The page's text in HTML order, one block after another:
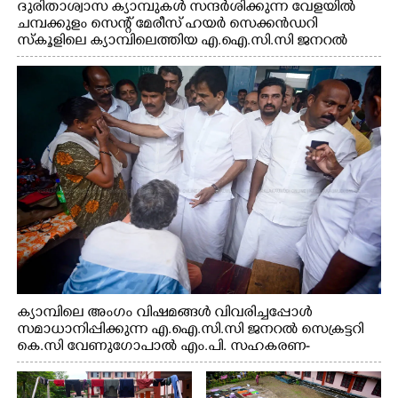
ദുരിതാശ്വാസ ക്യാമ്പുകൾ സന്ദർശിക്കുന്ന വേളയിൽ
ചമ്പക്കുളം സെന്റ് മേരീസ് ഹയർ സെക്കൻഡറി
സ്കൂളിലെ ക്യാമ്പിലെത്തിയ എ.ഐ.സി.സി ജനറൽ
സെക്രട്ടറി കെ.സി വേണുഗോപാൽ എം.പി കുരുന്നിനെ
എടുത്ത് ലാളിച്ചപ്പോൾ. സഹകരണ-എക്സൈസ്
വകുപ്പ് മന്ത്രി എം. ലിജു, കൃഷിവകുപ്പ് മന്ത്രി ടി. സിദ്ദിഖ്,
റെജി ചെറിയാൻ എം. എൽ. എ എന്നിവർ സമീപം
ക്യാമ്പിലെ അംഗം വിഷമങ്ങൾ വിവരിച്ചപ്പോൾ
സമാധാനിപ്പിക്കുന്ന എ.ഐ.സി.സി ജനറൽ സെക്രട്ടറി
കെ.സി വേണുഗോപാൽ എം.പി. സഹകരണ-
എക്സൈസ് വകുപ്പ് മന്ത്രി എം. ലിജു, എന്നിവർ